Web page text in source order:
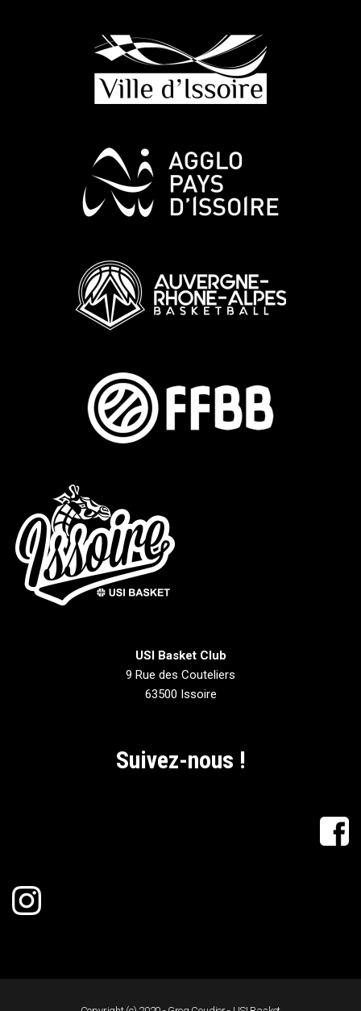
USI Basket Club
9 Rue des Couteliers
63500 Issoire
Suivez-nous !